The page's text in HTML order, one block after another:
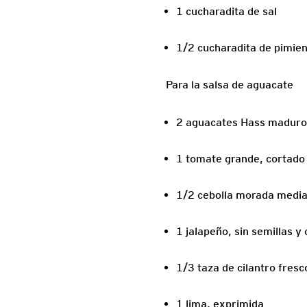
1 cucharadita de sal
1/2 cucharadita de
Para la salsa de aguacate
2 aguacates Hass
1 tomate grande,
1/2 cebolla morada
1 jalapeño, sin semillas y
1/3 taza de cilantro
1 lima, exprimida